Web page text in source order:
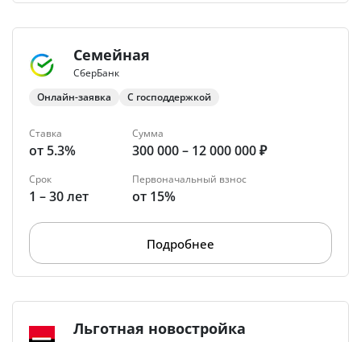
Семейная
СберБанк
Онлайн-заявка
С господдержкой
Ставка
от 5.3%
Сумма
300 000 – 12 000 000 ₽
Срок
1 – 30 лет
Первоначальный взнос
от 15%
Подробнее
Льготная новостройка